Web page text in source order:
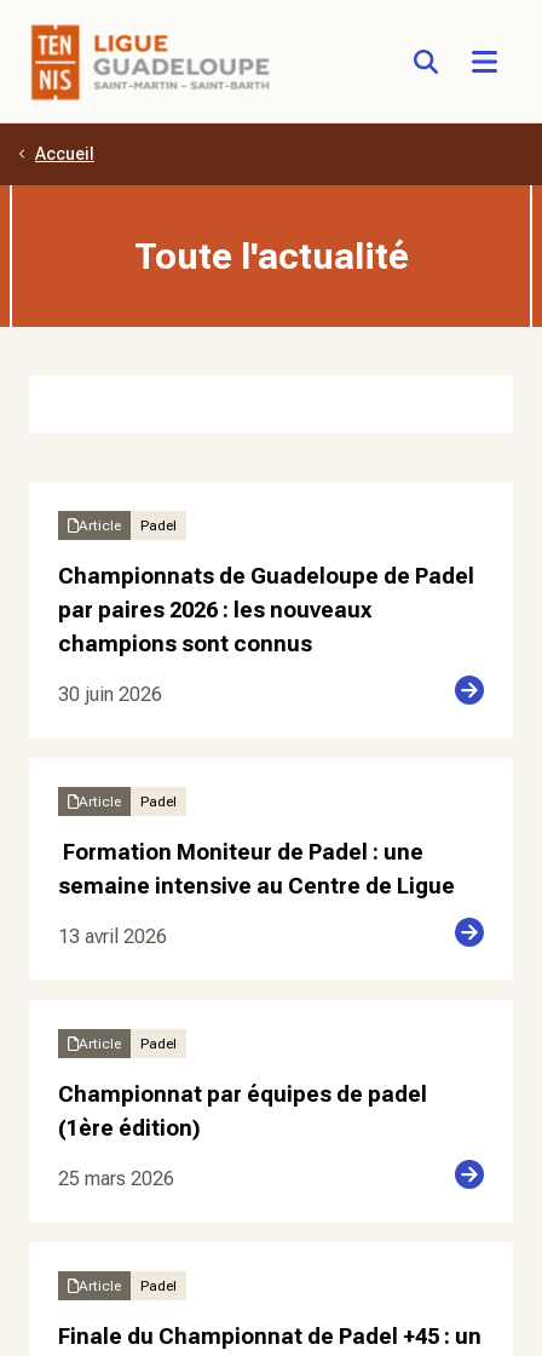
Aller au contenu principal
Accueil
Toute l'actualité
Article Padel
Championnats de Guadeloupe de Padel
par paires 2026 : les nouveaux
champions sont connus
30 juin 2026
Article Padel
Formation Moniteur de Padel : une
semaine intensive au Centre de Ligue
13 avril 2026
Article Padel
Championnat par équipes de padel
(1ère édition)
25 mars 2026
Article Padel
Finale du Championnat de Padel +45 : un